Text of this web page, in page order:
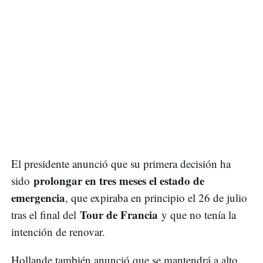
El presidente anunció que su primera decisión ha
sido prolongar en tres meses el estado de
emergencia, que expiraba en principio el 26 de julio
tras el final del Tour de Francia y que no tenía la
intención de renovar.
Hollande también anunció que se mantendrá a alto